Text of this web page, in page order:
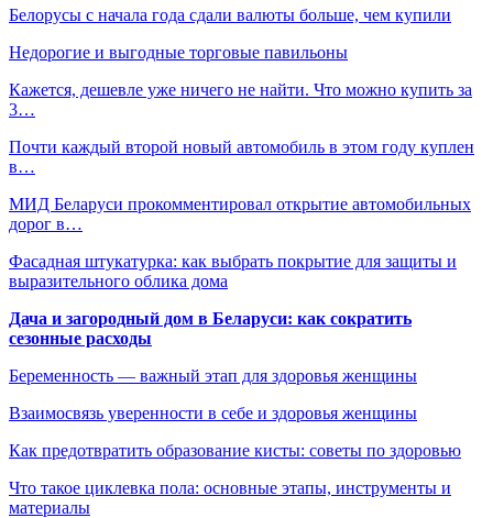
Белорусы с начала года сдали валюты больше, чем купили
Недорогие и выгодные торговые павильоны
Кажется, дешевле уже ничего не найти. Что можно купить за
3…
Почти каждый второй новый автомобиль в этом году куплен
в…
МИД Беларуси прокомментировал открытие автомобильных
дорог в…
Фасадная штукатурка: как выбрать покрытие для защиты и
выразительного облика дома
Дача и загородный дом в Беларуси: как сократить
сезонные расходы
Беременность — важный этап для здоровья женщины
Взаимосвязь уверенности в себе и здоровья женщины
Как предотвратить образование кисты: советы по здоровью
Что такое циклевка пола: основные этапы, инструменты и
материалы